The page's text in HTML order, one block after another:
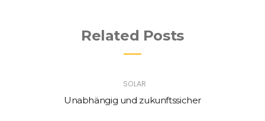
Related Posts
SOLAR
Unabhängig und zukunftssicher